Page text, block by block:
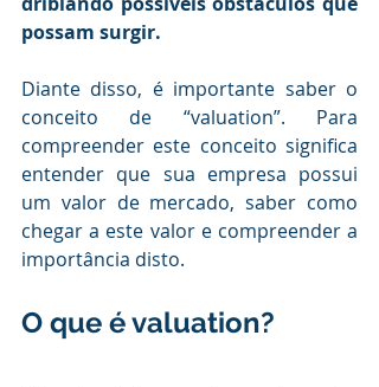
possam surgir.
Diante disso, é importante saber o
conceito de “valuation”. Para
compreender este conceito significa
entender que sua empresa possui
um valor de mercado, saber como
chegar a este valor e compreender a
importância disto.
O que é valuation?